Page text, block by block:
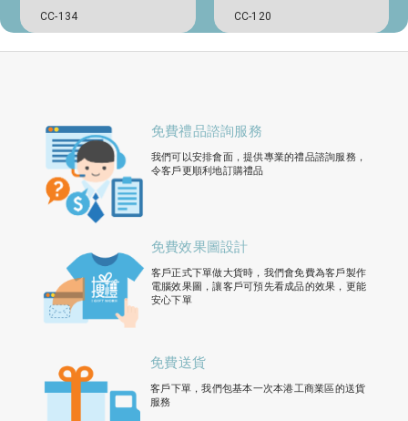
CC-134 CC-120
免費禮品諮詢服務
我們可以安排會面，提供專業的禮品諮詢服務，
令客戶更順利地訂購禮品
免費效果圖設計
客戶正式下單做大貨時，我們會免費為客戶製作
電腦效果圖，讓客戶可預先看成品的效果，更能
安心下單
免費送貨
客戶下單，我們包基本一次本港工商業區的送貨
服務